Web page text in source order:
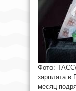
Фото:
зарплата в
месяц